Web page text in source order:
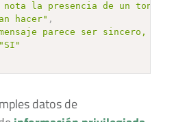
nota la presencia de un tono
hacer" ,
parece ser sincero, no
"SI"
datos de